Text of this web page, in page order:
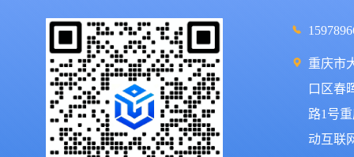
重庆市
口区春
路1号
动互联